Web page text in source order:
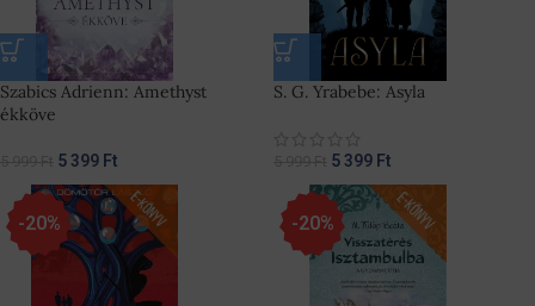
Szabics Adrienn: Amethyst
ékköve
5 399 Ft
S. G. Yrabebe: Asyla
5 399 Ft
-20% -20%